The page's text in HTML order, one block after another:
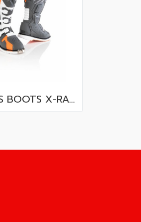
ACERBIS BOOTS X-RACE ORANGE/GREY